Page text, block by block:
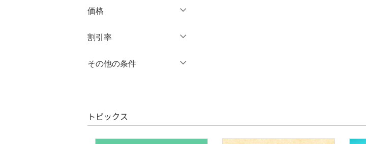
ーオール
バッグ
シューズ・靴
クリア
価格
絞り込み
割引率
％OFF～ ％OFF
その他の条件
クリア 絞り込み
トピックス